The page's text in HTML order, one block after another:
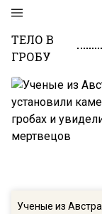
ТЕЛО В
ГРОБУ
Ученые из